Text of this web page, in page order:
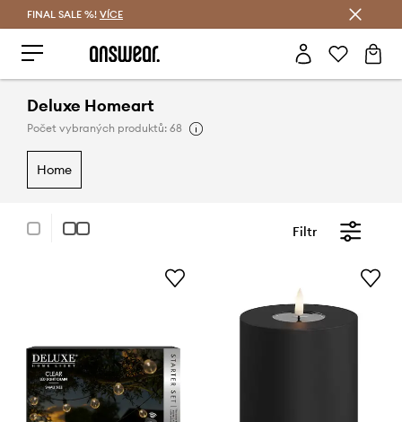
FINAL SALE %! VÍCE
Deluxe Homeart
Počet vybraných produktů: 68
home
Filtr